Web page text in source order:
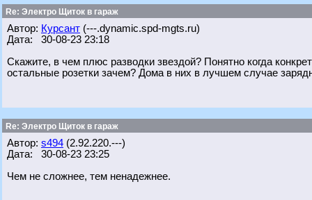
Re: Электро Щиток в гараж
Автор: Курсант (---.dynamic.spd-mgts.ru)
Дата: 30-08-23 23:18
Скажите, в чем плюс разводки звездой? Понятно когда
остальные розетки зачем? Дома в них в лучшем случае
Re: Электро Щиток в гараж
Автор: s494 (2.92.220.---)
Дата: 30-08-23 23:25
Чем не сложнее, тем ненадежнее.